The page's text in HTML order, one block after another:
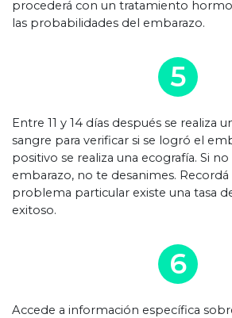
procederá con un tratamiento
las probabilidades del embarazo.
5
Entre 11 y 14 días después se realiza
sangre para verificar si se logró el
positivo se realiza una ecografía. Si no
embarazo, no te desanimes. Recordá
problema particular existe una tasa
exitoso.
6
Accede a información específica